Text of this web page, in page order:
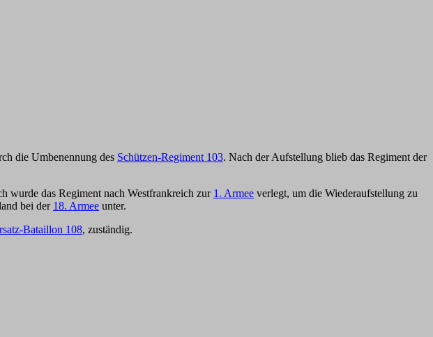
die Umbenennung des Schützen-Regiment 103. Nach der Aufstellung blieb das Regiment der
wurde das Regiment nach Westfrankreich zur 1. Armee verlegt, um die Wiederaufstellung zu
bei der 18. Armee unter.
Bataillon 108, zuständig.